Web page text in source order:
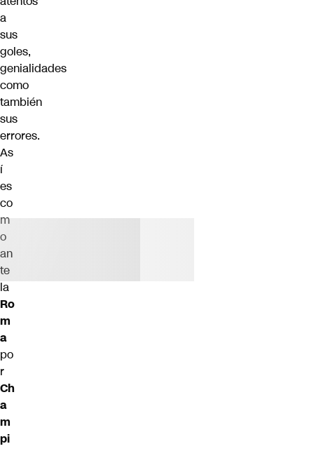
a
sus
goles,
genialidades
como
también
sus
errores.
As
í
es
co
m
o
an
te
la
Ro
m
a
po
r
Ch
a
m
pi